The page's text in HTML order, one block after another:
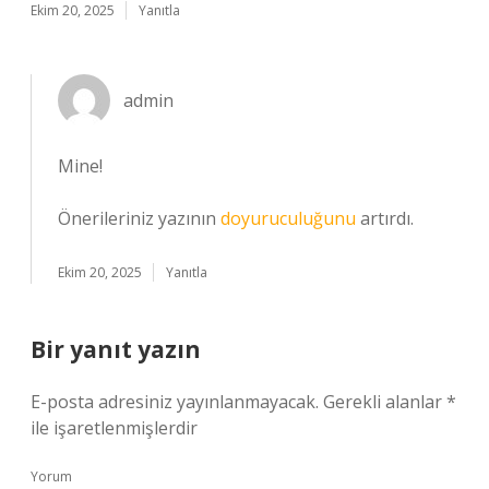
Ekim 20, 2025 Yanıtla
admin
Mine!
Önerileriniz yazının doyuruculuğunu artırdı.
Ekim 20, 2025 Yanıtla
Bir yanıt yazın
E-posta adresiniz yayınlanmayacak. Gerekli alanlar*
ile işaretlenmişlerdir
Yorum